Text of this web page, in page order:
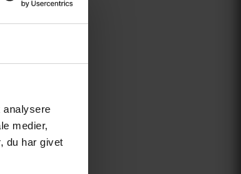
analysere
medier,
du har givet